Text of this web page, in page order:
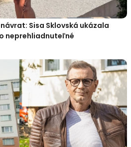
Sisa Sklovská ukázala
neprehliadnuteľné